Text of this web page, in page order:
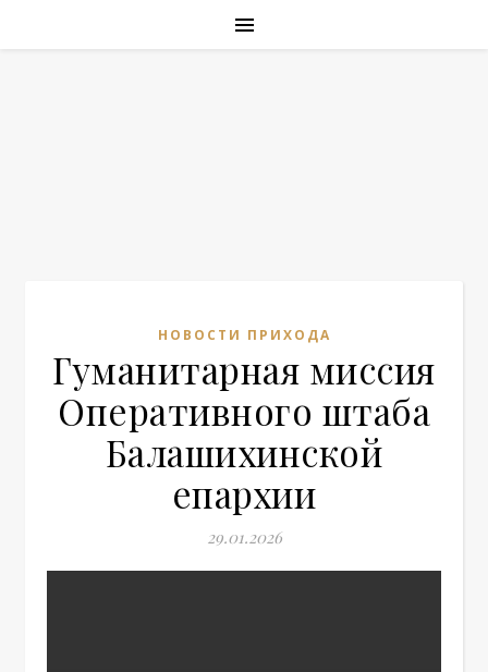
НОВОСТИ ПРИХОДА
Гуманитарная миссия
Оперативного штаба
Балашихинской
епархии
29.01.2026